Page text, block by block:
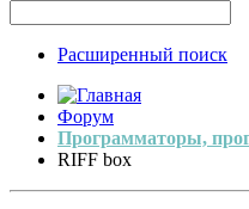
Расширенный поиск
Форум
Программаторы,
RIFF box